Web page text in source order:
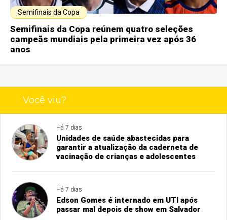
Semifinais da Copa
Semifinais da Copa reúnem quatro seleções
campeãs mundiais pela primeira vez após 36
anos
Você viu?
Há 7 dias
Unidades de saúde abastecidas para
garantir a atualização da caderneta de
vacinação de crianças e adolescentes
Há 7 dias
Edson Gomes é internado em UTI após
passar mal depois de show em Salvador